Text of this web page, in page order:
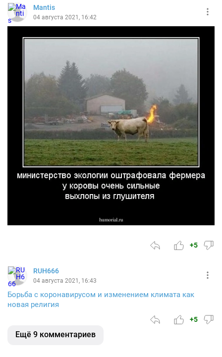
Mantis
04 августа 2021, 16:42
+5
RUH666
04 августа 2021, 16:43
Борьба с коронавирусом и изменением климата как
новая религия
+5
Ещё 9 комментариев